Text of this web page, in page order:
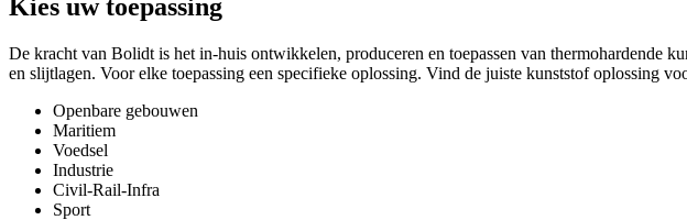
Kies uw toepassing
De kracht van Bolidt is het in-huis ontwikkelen, produceren en toepassen van thermohardende
en slijtlagen. Voor elke toepassing een specifieke oplossing. Vind de juiste kunststof oplossing
Openbare gebouwen
Maritiem
Voedsel
Industrie
Civil-Rail-Infra
Sport